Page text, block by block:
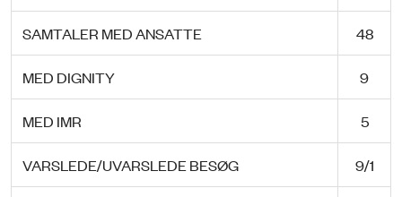
SAMTALER MED ANSATTE 48
MED DIGNITY 9
MED IMR 5
VARSLEDE/UVARSLEDE BESØG 9/1